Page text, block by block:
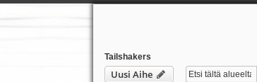
Tailshakers
Uusi Aihe